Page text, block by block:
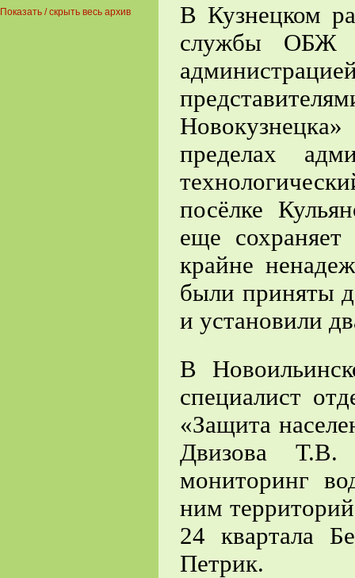
В Кузнецком
службы ОБЖ
пределах
посёлке
еще
крайне
были приняты
и установили
В
специалист
«Защита
Двизова
мониторинг
ним
24 квартала
Петрик.
Показать / скрыть весь архив